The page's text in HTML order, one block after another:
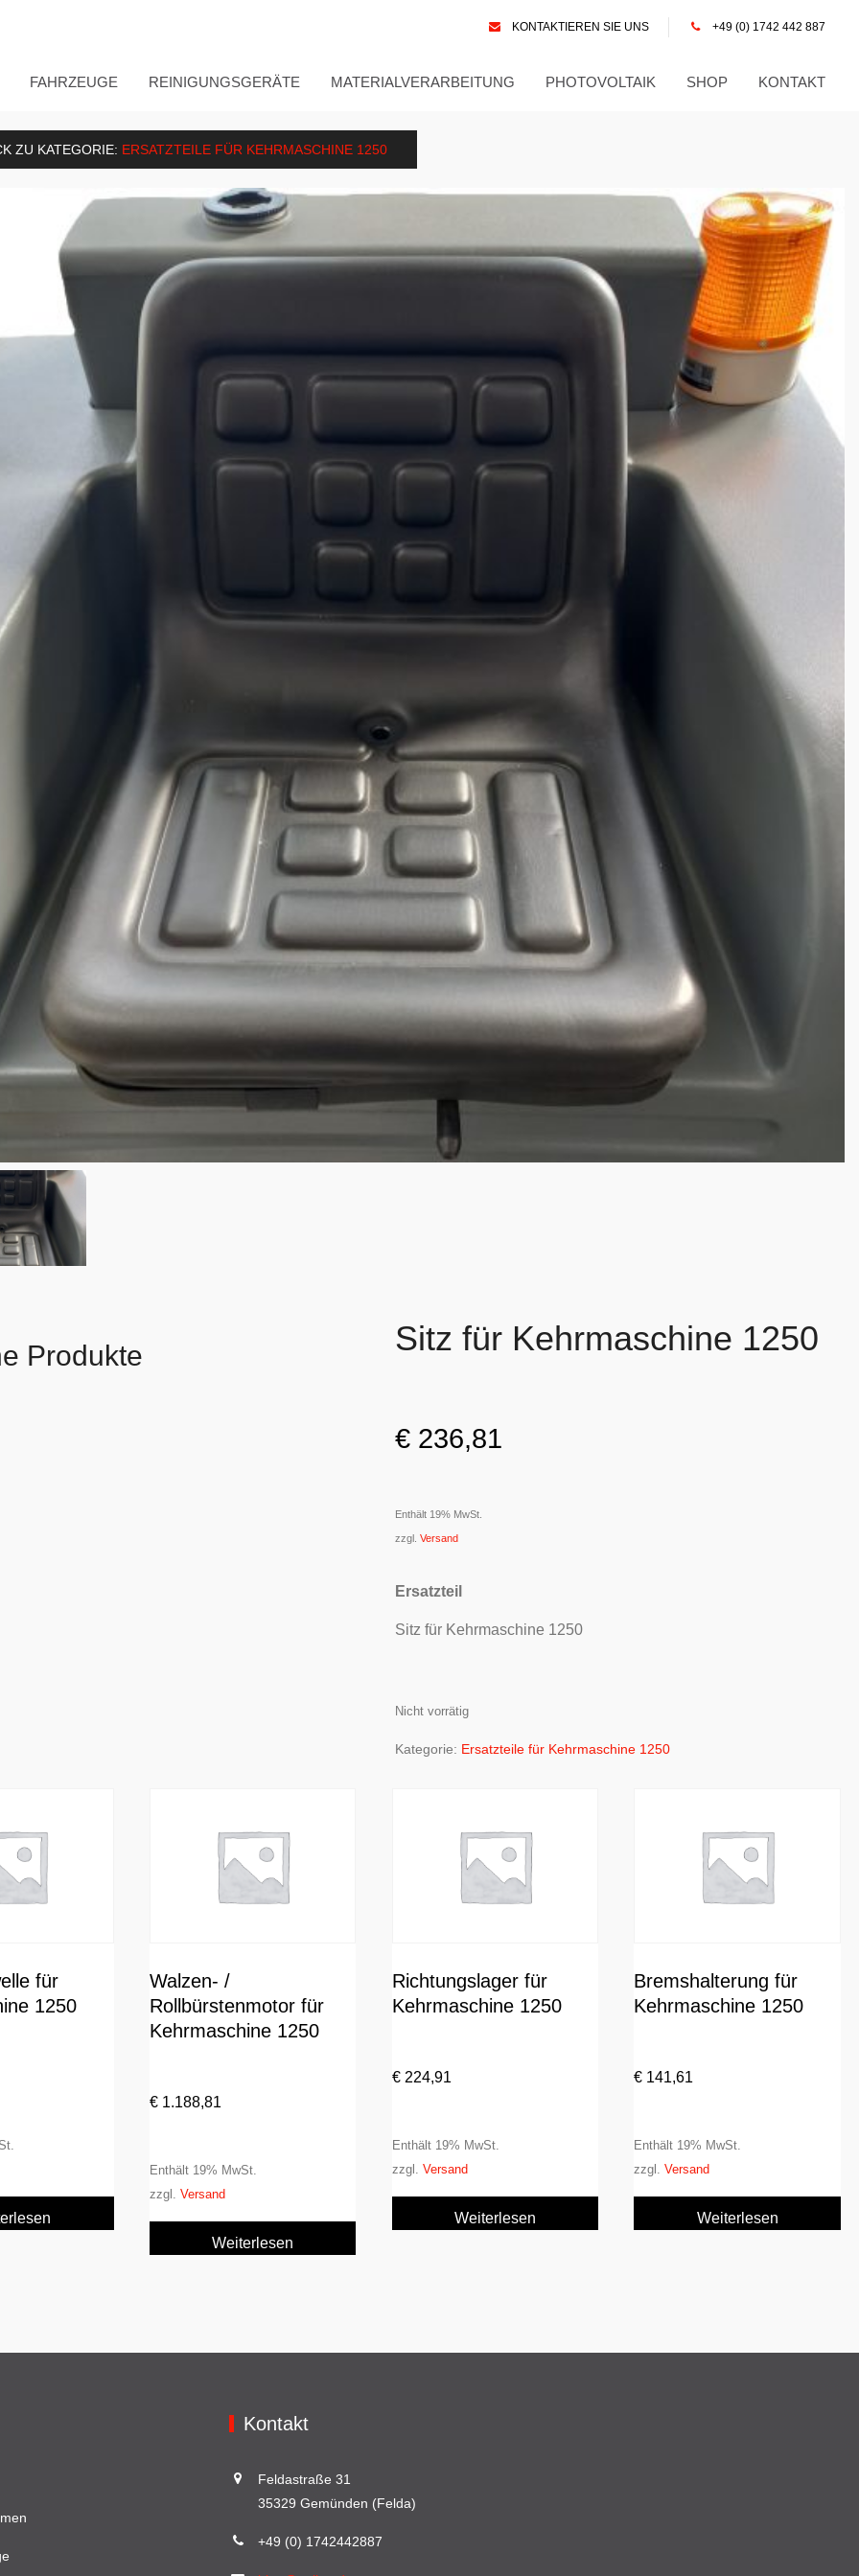
KONTAKTIEREN SIE UNS +49 (0) 1742 442 887
FAHRZEUGE REINIGUNGSGERÄTE MATERIALVERARBEITUNG PHOTOVOLTAIK SHOP KONTAKT
ZU KATEGORIE: ERSATZTEILE FÜR KEHRMASCHINE 1250
Sitz für Kehrmaschine 1250
€236,81
Enthält 19% MwSt.
zzgl. Versand
Ersatzteil
Sitz für Kehrmaschine 1250
Nicht vorrätig
Kategorie: Ersatzteile für Kehrmaschine 1250
Produkte
für
1250
Walzen- /
Rollbürstenmotor für
Kehrmaschine 1250
€1.188,81
Enthält 19% MwSt.
zzgl. Versand
Weiterlesen
Richtungslager für
Kehrmaschine 1250
€224,91
Enthält 19% MwSt.
zzgl. Versand
Weiterlesen
Bremshalterung für
Kehrmaschine 1250
€ 141,61
Enthält 19% MwSt.
zzgl.Versand
Weiterlesen
Kontakt
Feldastraße 31
35329 Gemünden (Felda)
+49 (0) 1742442887